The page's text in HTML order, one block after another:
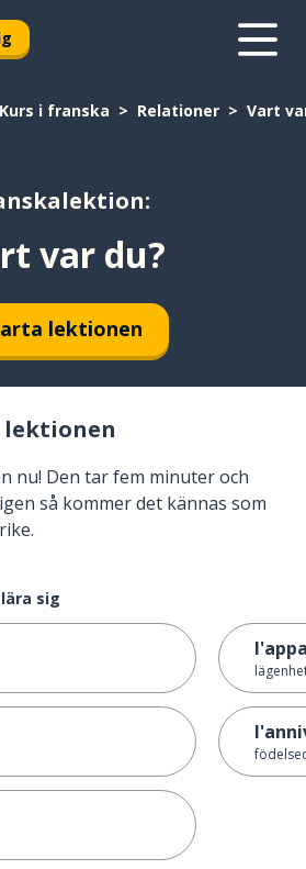
Kurs i franska Relationer Vart
var du?
lektionen
lektionen
nu! Den tar fem minuter och
så kommer det kännas som
sig